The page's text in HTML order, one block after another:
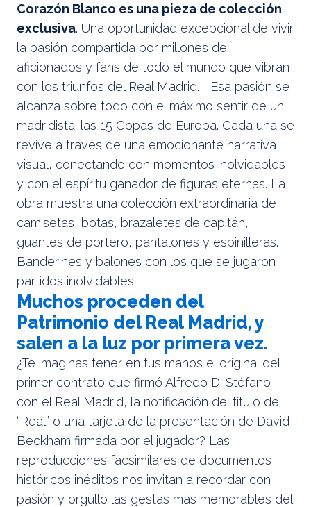
Corazón Blanco es una pieza de colección
exclusiva. Una oportunidad excepcional de vivir
la pasión compartida por millones de
aficionados y fans de todo el mundo que vibran
con los triunfos del Real Madrid. Esa pasión se
alcanza sobre todo con el máximo sentir de un
madridista: las 15 Copas de Europa. Cada una se
revive a través de una emocionante narrativa
visual, conectando con momentos inolvidables
y con el espíritu ganador de figuras eternas. La
obra muestra una colección extraordinaria de
camisetas, botas, brazaletes de capitán,
guantes de portero, pantalones y espinilleras.
Banderines y balones con los que se jugaron
partidos inolvidables.
Muchos proceden del
Patrimonio del Real Madrid, y
salen a la luz por primera vez.
¿Te imaginas tener en tus manos el original del
primer contrato que firmó Alfredo Di Stéfano
con el Real Madrid, la notificación del título de
“Real” o una tarjeta de la presentación de David
Beckham firmada por el jugador? Las
reproducciones facsimilares de documentos
históricos inéditos nos invitan a recordar con
pasión y orgullo las gestas más memorables del